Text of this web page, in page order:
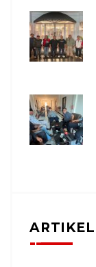
ARTIKEL